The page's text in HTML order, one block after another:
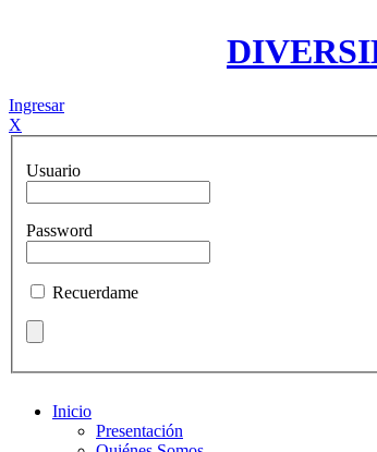
Ingresar
X
Usuario
Password
Recuerdame
Inicio
Presentación